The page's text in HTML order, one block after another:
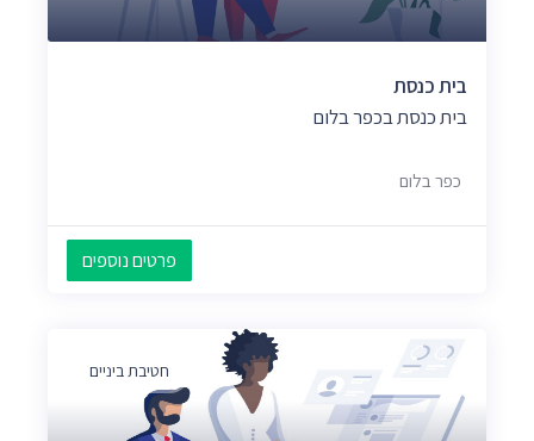
בית כנסת
בית כנסת בכפר בלום
כפר בלום
פרטים נוספים
חטיבת ביניים